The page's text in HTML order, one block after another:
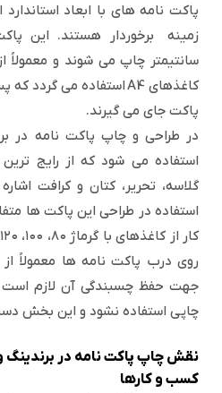
پاکت نامه های با ابعاد
زمینه برخوردار هستند. این
سانتیمتر چاپ می شوند و معمولاً
کاغذهای A4استفاده می گردد که
پاکت جای می گیرند.
در طراحی و چاپ پاکت نامه در
استفاده می شود که از رایج
گلاسه، تحریر، کتان و کرافت
استفاده در طراحی این پاکت ها
کار از کاغذهای با گرماژ
روی درب پاکت نامه ها معمولاً
جهت حفظ چسبندگی آن لازم
چاپی استفاده نشود و این بخش
نقش چاپ پاکت نامه در برندینگ
کسب و کارها